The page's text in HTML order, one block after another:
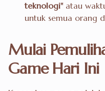
teknologi"atau
untuk semua orang
Mulai
Game Hari Ini